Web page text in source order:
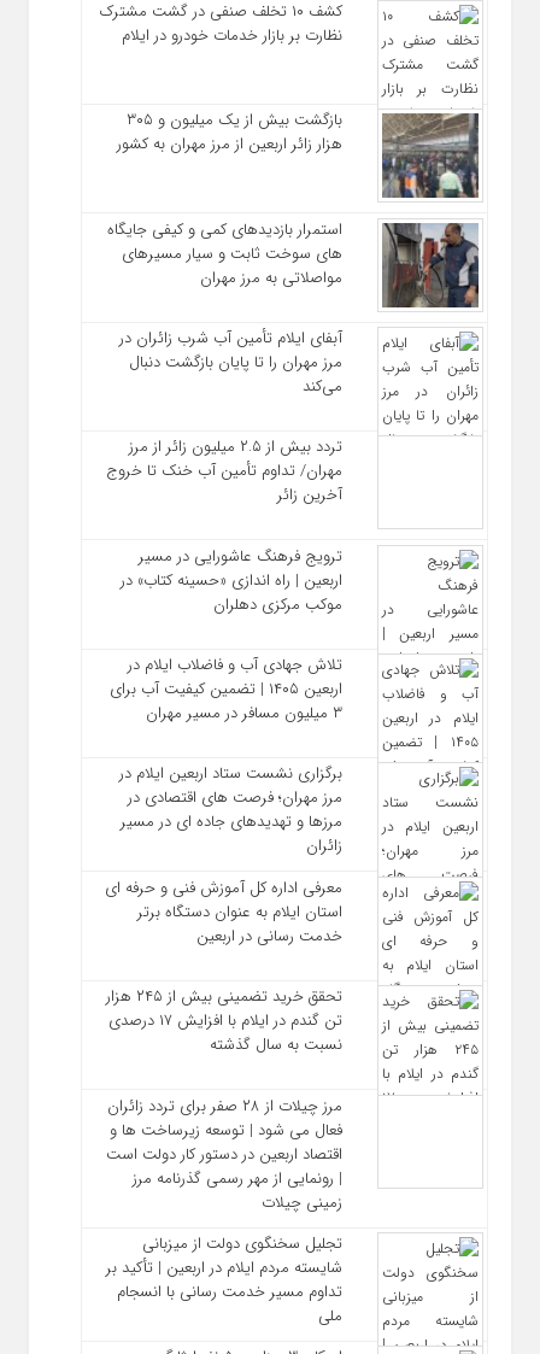
کشف ۱۰ تخلف صنفی در گشت مشترک
نظارت بر بازار خدمات خودرو در ایلام
بازگشت بیش از یک میلیون و ۳۰۵
هزار زائر اربعین از مرز مهران به کشور
استمرار بازدیدهای کمی و کیفی جایگاه‌
های سوخت ثابت و سیار مسیرهای
مواصلاتی به مرز مهران
آبفای ایلام تأمین آب شرب زائران در
مرز مهران را تا پایان بازگشت دنبال
می‌کند
تردد بیش از ۲.۵ میلیون زائر از مرز
مهران/ تداوم تأمین آب خنک تا خروج
آخرین زائر
ترویج فرهنگ عاشورایی در مسیر
اربعین | راه‌ اندازی «حسینه کتاب» در
موکب مرکزی دهلران
تلاش جهادی آب و فاضلاب ایلام در
اربعین ۱۴۰۵ | تضمین کیفیت آب برای
۳ میلیون مسافر در مسیر مهران
برگزاری نشست ستاد اربعین ایلام در
مرز مهران؛ فرصت‌ های اقتصادی در
مرزها و تهدیدهای جاده‌ ای در مسیر
زائران
معرفی اداره کل آموزش فنی و حرفه‌ ای
استان ایلام به‌ عنوان دستگاه برتر
خدمت‌ رسانی در اربعین
تحقق خرید تضمینی بیش از ۲۴۵ هزار
تن گندم در ایلام با افزایش ۱۷ درصدی
نسبت به سال گذشته
مرز چیلات از ۲۸ صفر برای تردد زائران
فعال می‌ شود | توسعه زیرساخت‌ ها و
اقتصاد اربعین در دستور کار دولت است
| رونمایی از مهر رسمی گذرنامه مرز
زمینی چیلات
تجلیل سخنگوی دولت از میزبانی
شایسته مردم ایلام در اربعین | تأکید بر
تداوم مسیر خدمت‌ رسانی با انسجام
ملی